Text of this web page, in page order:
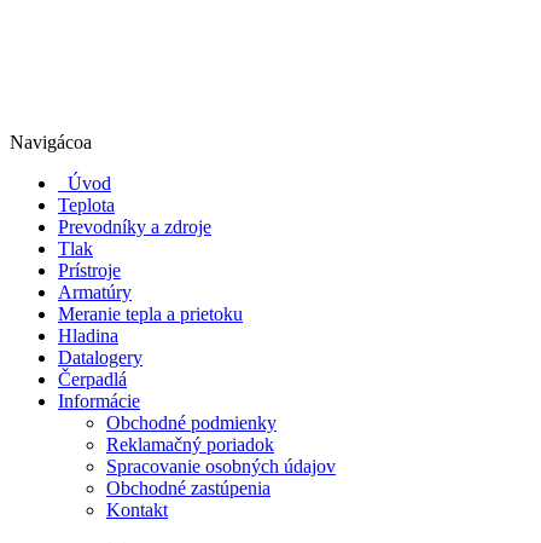
Navigácoa
Úvod
Teplota
Prevodníky a zdroje
Tlak
Prístroje
Armatúry
Meranie tepla a prietoku
Hladina
Datalogery
Čerpadlá
Informácie
Obchodné podmienky
Reklamačný poriadok
Spracovanie osobných údajov
Obchodné zastúpenia
Kontakt